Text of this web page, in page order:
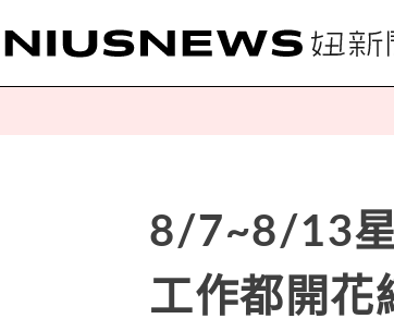
8/7~8/13星
工作都開花